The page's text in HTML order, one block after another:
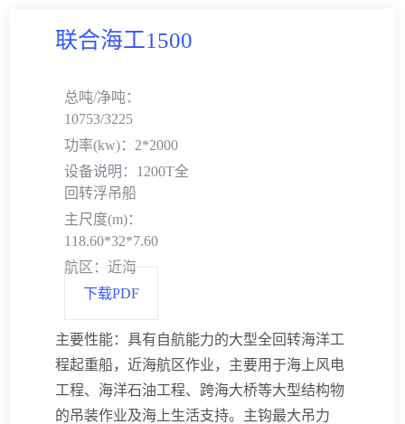
海上救助与打捞及油污处理
海上风电安装
远洋拖航
海事技术服务
专业工程吊装
其它
船舶管理联合海工1500
总吨/净吨：
10753/3225
功率(kw)：2*2000
设备说明：1200T全
回转浮吊船
主尺度(m)：
118.60*32*7.60
航区：近海
下载PDF
主要性能：具有自航能力的大型全回转海洋工
程起重船，近海航区作业，主要用于海上风电
工程、海洋石油工程、跨海大桥等大型结构物
的吊装作业及海上生活支持。主钩最大吊力